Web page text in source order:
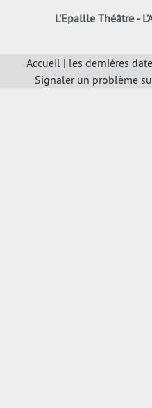
L'Epallle Théâtre -
Accueil | les dernières
Signaler un problème